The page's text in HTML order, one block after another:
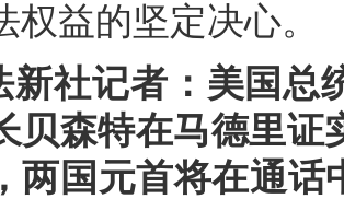
权益的坚定决心。
新社记者：美国总
贝森特在马德里
两国元首将在通话